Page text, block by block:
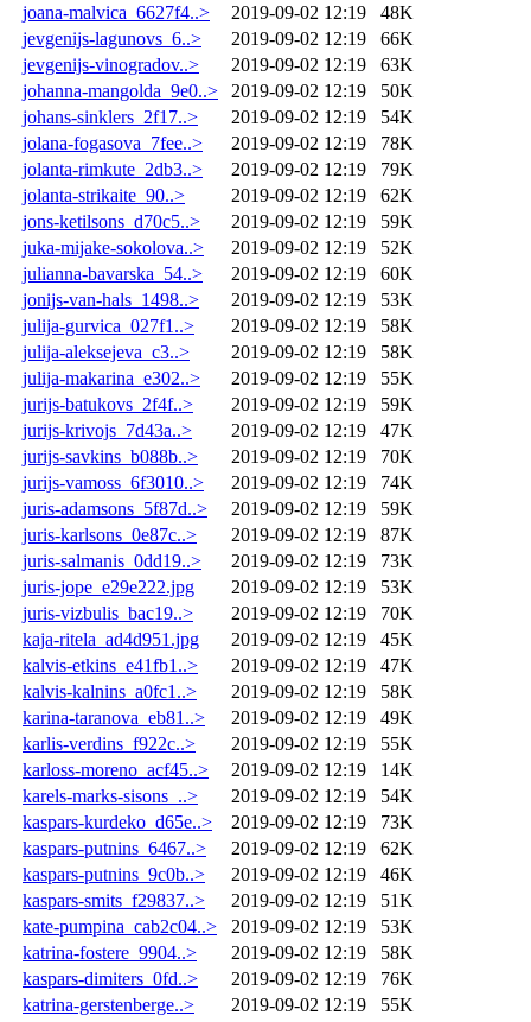
joana-malvica_6627f4..>
2019-09-02 12:19
48K
jevgenijs-lagunovs_6..>
2019-09-02 12:19
66K
jevgenijs-vinogradov..>
2019-09-02 12:19
63K
johanna-mangolda_9e0..>
2019-09-02 12:19
50K
johans-sinklers_2f17..>
2019-09-02 12:19
54K
jolana-fogasova_7fee..>
2019-09-02 12:19
78K
jolanta-rimkute_2db3..>
2019-09-02 12:19
79K
jolanta-strikaite_90..>
2019-09-02 12:19
62K
jons-ketilsons_d70c5..>
2019-09-02 12:19
59K
juka-mijake-sokolova..>
2019-09-02 12:19
52K
julianna-bavarska_54..>
2019-09-02 12:19
60K
jonijs-van-hals_1498..>
2019-09-02 12:19
53K
julija-gurvica_027f1..>
2019-09-02 12:19
58K
julija-aleksejeva_c3..>
2019-09-02 12:19
58K
julija-makarina_e302..>
2019-09-02 12:19
55K
jurijs-batukovs_2f4f..>
2019-09-02 12:19
59K
jurijs-krivojs_7d43a..>
2019-09-02 12:19
47K
jurijs-savkins_b088b..>
2019-09-02 12:19
70K
jurijs-vamoss_6f3010..>
2019-09-02 12:19
74K
juris-adamsons_5f87d..>
2019-09-02 12:19
59K
juris-karlsons_0e87c..>
2019-09-02 12:19
87K
juris-salmanis_0dd19..>
2019-09-02 12:19
73K
juris-jope_e29e222.jpg
2019-09-02 12:19
53K
juris-vizbulis_bac19..>
2019-09-02 12:19
70K
kaja-ritela_ad4d951.jpg
2019-09-02 12:19
45K
kalvis-etkins_e41fb1..>
2019-09-02 12:19
47K
kalvis-kalnins_a0fc1..>
2019-09-02 12:19
58K
karina-taranova_eb81..>
2019-09-02 12:19
49K
karlis-verdins_f922c..>
2019-09-02 12:19
55K
karloss-moreno_acf45..>
2019-09-02 12:19
14K
karels-marks-sisons_..>
2019-09-02 12:19
54K
kaspars-kurdeko_d65e..>
2019-09-02 12:19
73K
kaspars-putnins_6467..>
2019-09-02 12:19
62K
kaspars-putnins_9c0b..>
2019-09-02 12:19
46K
kaspars-smits_f29837..>
2019-09-02 12:19
51K
kate-pumpina_cab2c04..>
2019-09-02 12:19
53K
katrina-fostere_9904..>
2019-09-02 12:19
58K
kaspars-dimiters_0fd..>
2019-09-02 12:19
76K
katrina-gerstenberge..>
2019-09-02 12:19
55K